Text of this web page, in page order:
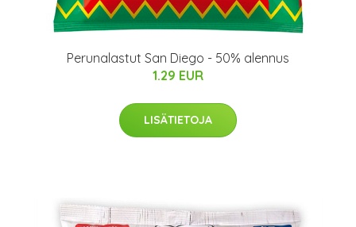
Perunalastut San Diego - 50% alennus
1.29 EUR
LISÄTIETOJA